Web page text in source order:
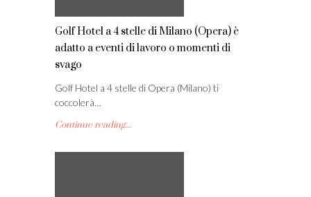
Golf Hotel a 4 stelle di Milano (Opera) è
adatto a eventi di lavoro o momenti di
svago
Golf Hotel a 4 stelle di Opera (Milano) ti
coccolerà…
Continue reading...